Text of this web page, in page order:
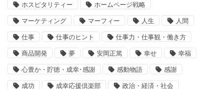
ホスピタリティー ホームページ戦略
マーケティング マーフィー 人生 人間
仕事 仕事のヒント 仕事力・仕事観・働き方
商品開発 夢 安岡正篤 幸せ 幸福
心豊か・貯徳・成幸･感謝 感動物語 感謝
成功 成幸応援倶楽部 政治・経済・社会